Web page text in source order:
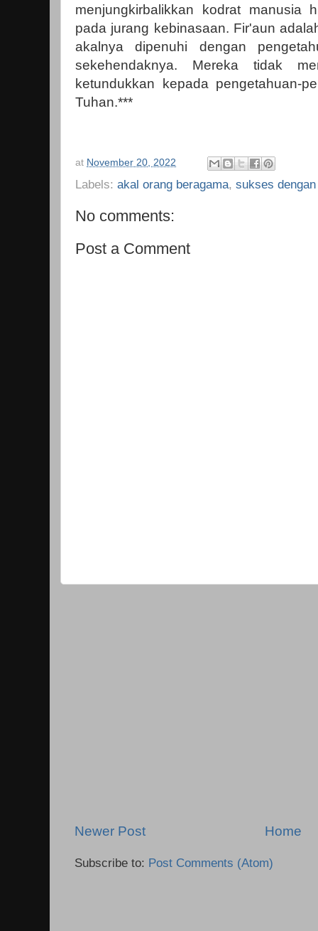
menjungkirbalikkan kodrat manusia
pada jurang kebinasaan. Fir'aun
akalnya dipenuhi dengan
sekehendaknya. Mereka tidak
ketundukkan kepada pengetahuan-
Tuhan.***
at November 20, 2022
Labels: akal orang beragama, sukses
No comments:
Post a Comment
Newer Post Home
Subscribe to: Post Comments (Atom)